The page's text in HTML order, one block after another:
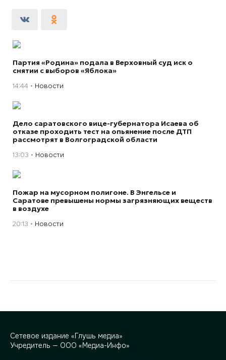
Партия «Родина» подала в Верховный суд иск о
снятии с выборов «Яблока»
14:44 Новости
Дело саратовского вице-губернатора Исаева об
отказе проходить тест на опьянение после ДТП
рассмотрят в Волгоградской области
13:03 Новости
Пожар на мусорном полигоне. В Энгельсе и
Саратове превышены нормы загрязняющих веществ
в воздухе
20:13 Новости
Сетевое издание «Глушь медиа»
Учредитель — ООО «Медиа-Инфо»